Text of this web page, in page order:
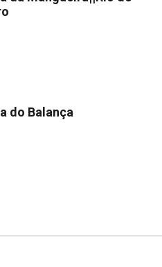
do Balança